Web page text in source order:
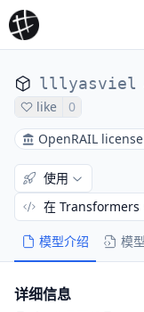
lllyasviel
like
0
OpenRAIL
模型介绍 模
使用
在 Transformers
详细信息